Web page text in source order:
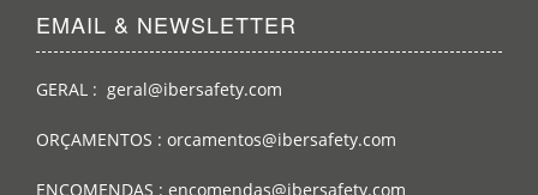
EMAIL & NEWSLETTER
GERAL : geral@ibersafety.com
ORÇAMENTOS : orcamentos@ibersafety.com
ENCOMENDAS : encomendas@ibersafety.com